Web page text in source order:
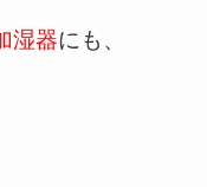
湿器にも、